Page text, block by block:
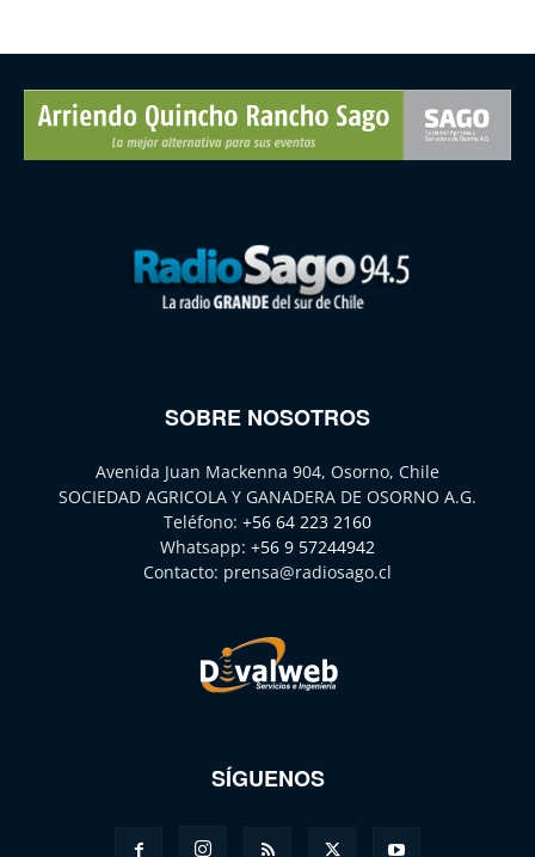
SOBRE NOSOTROS
Avenida Juan Mackenna 904, Osorno, Chile
SOCIEDAD AGRICOLA Y GANADERA DE OSORNO A.G.
Teléfono: +56 64 223 2160
Whatsapp: +56 9 57244942
Contacto: prensa@radiosago.cl
SÍGUENOS